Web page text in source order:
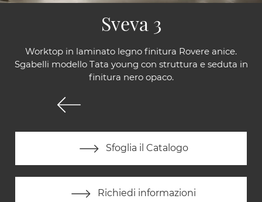
Worktop in laminato legno finitura Rovere anice.
Sgabelli modello Tata young con struttura e seduta in
finitura nero opaco.
Sfoglia il Catalogo
Richiedi informazioni
Sveva 3